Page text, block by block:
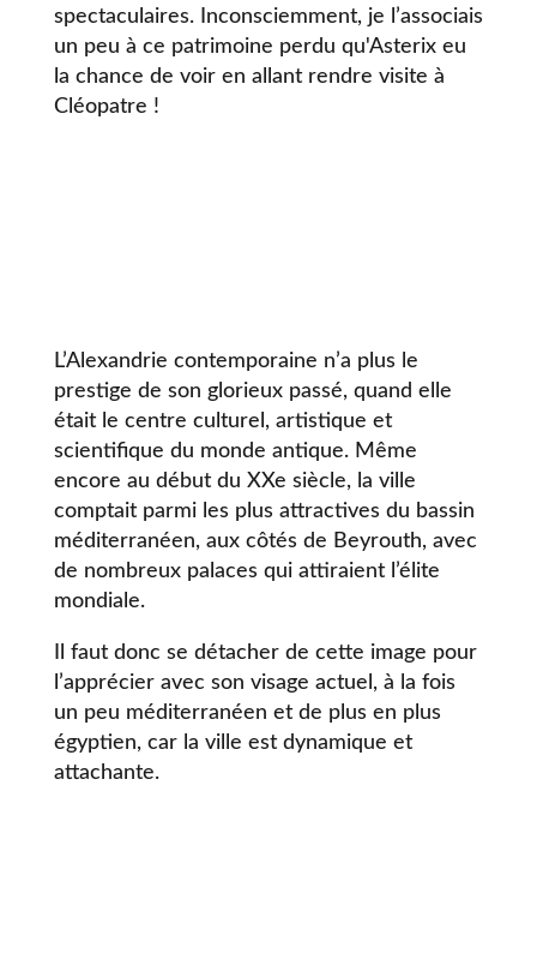
spectaculaires. Inconsciemment, je l’associais
un peu à ce patrimoine perdu qu'Asterix eu
la chance de voir en allant rendre visite à
Cléopatre !
L’Alexandrie contemporaine n’a plus le
prestige de son glorieux passé, quand elle
était le centre culturel, artistique et
scientifique du monde antique. Même
encore au début du XXe siècle, la ville
comptait parmi les plus attractives du bassin
méditerranéen, aux côtés de Beyrouth, avec
de nombreux palaces qui attiraient l’élite
mondiale.
Il faut donc se détacher de cette image pour
l’apprécier avec son visage actuel, à la fois
un peu méditerranéen et de plus en plus
égyptien, car la ville est dynamique et
attachante.